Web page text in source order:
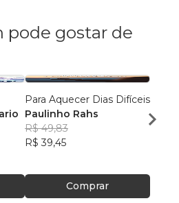
pode gostar de
Para Aquecer Dias Difíceis
Paulinho Rahs
R$ 49,83
R$ 39,45
Comprar
Isa